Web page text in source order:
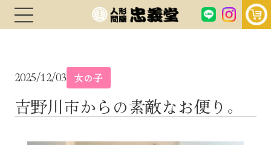
2025/12/03 女の子
吉野川市からの素敵なお便り。